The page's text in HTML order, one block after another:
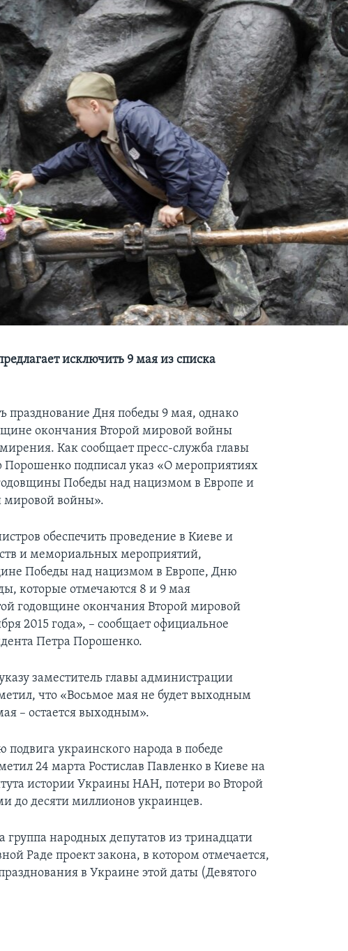
исключить 9 мая из списка
празднование Дня победы 9 мая, однако
окончания Второй мировой войны
Как сообщает пресс-служба главы
подписал указ «О мероприятиях
Победы над нацизмом в Европе и
мировой войны».
обеспечить проведение в Киеве и
и мемориальных мероприятий,
Победы над нацизмом в Европе, Дню
которые отмечаются 8 и 9 мая
годовщине окончания Второй мировой
2015 года», – сообщает официальное
Петра Порошенко.
заместитель главы администрации
что «Восьмое мая не будет выходным
– остается выходным».
украинского народа в победе
24 марта Ростислав Павленко в Киеве на
истории Украины НАН, потери во Второй
до десяти миллионов украинцев.
группа народных депутатов из тринадцати
Раде проект закона, в котором отмечается,
в Украине этой даты (Девятого